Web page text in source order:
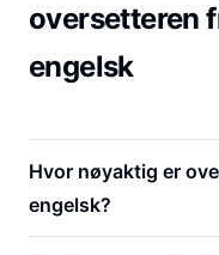
oversetteren
engelsk
Hvor nøyaktig er
engelsk?